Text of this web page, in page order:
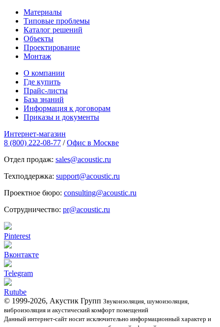
Материалы
Типовые проблемы
Каталог решений
Объекты
Проектирование
Монтаж
О компании
Где купить
Прайс-листы
База знаний
Информация к договорам
Приказы и документы
Интернет-магазин
8 (800) 222-08-77 / Офис в Москве
Отдел продаж: sales@acoustic.ru
Техподдержка: support@acoustic.ru
Проектное бюро: consulting@acoustic.ru
Сотрудничество: pr@acoustic.ru
Pinterest
Вконтакте
Telegram
Rutube
© 1999-2026, Акустик Групп Звукоизоляция, шумоизоляция,
виброизоляция и акустический комфорт помещений
Данный интернет-сайт носит исключительно информационный характер и